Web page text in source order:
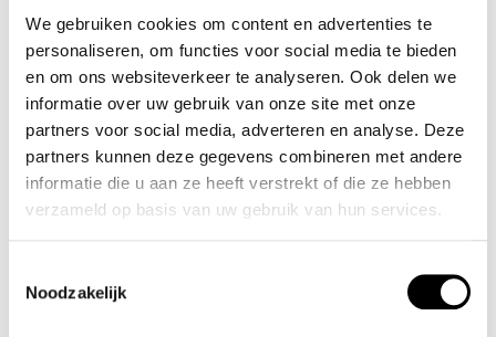
We gebruiken cookies om content en advertenties te
personaliseren, om functies voor social media te bieden
en om ons websiteverkeer te analyseren. Ook delen we
informatie over uw gebruik van onze site met onze
partners voor social media, adverteren en analyse. Deze
partners kunnen deze gegevens combineren met andere
informatie die u aan ze heeft verstrekt of die ze hebben
verzameld op basis van uw gebruik van hun services.
Noodzakelijk
Olympic
Novi - OL75HSS007
€80,00
Incl. btw
Olympic
Senne - OL75HSS010
€80,00
Incl. btw